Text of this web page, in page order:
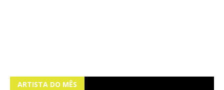
ARTISTA DO MÊS